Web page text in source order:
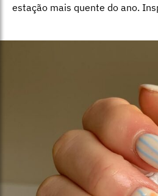
estação mais quente do ano.